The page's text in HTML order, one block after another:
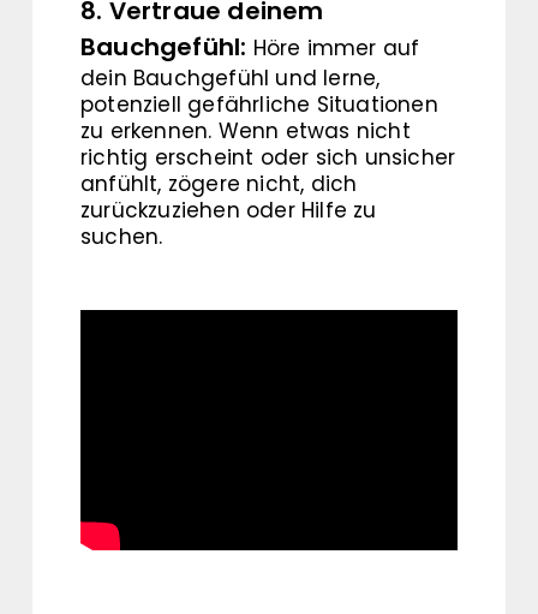
8. Vertraue deinem
Bauchgefühl: Höre immer auf
dein Bauchgefühl und lerne,
potenziell gefährliche Situationen
zu erkennen. Wenn etwas nicht
richtig erscheint oder sich unsicher
anfühlt, zögere nicht, dich
zurückzuziehen oder Hilfe zu
suchen.